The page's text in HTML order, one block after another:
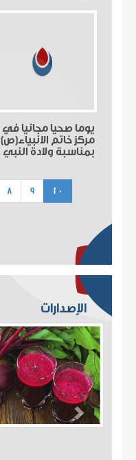
يوما صحيا مجانيا في
مركز خاتم الانبياء(ص)
بمناسبة ولادة النبي
8 9 10
الإصدارات